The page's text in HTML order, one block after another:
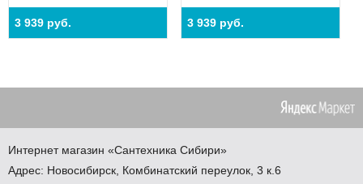
3 939 руб. 3 939 руб.
Интернет магазин «Сантехника Сибири»
Адрес: Новосибирск Комбинатский переулок, 3 к.6